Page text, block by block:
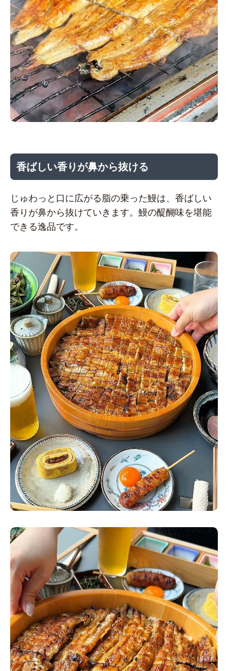
香ばしい香りが鼻から抜ける
じゅわっと口に広がる脂の乗った鰻は、香ばしい
香りが鼻から抜けていきます。鰻の醍醐味を堪能
できる逸品です。